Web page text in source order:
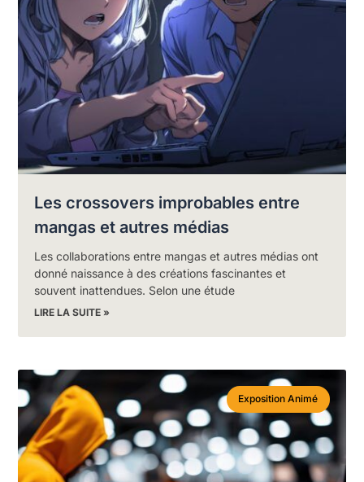
Les crossovers improbables entre
mangas et autres médias
Les collaborations entre mangas et autres médias ont
donné naissance à des créations fascinantes et
souvent inattendues. Selon une étude
LIRE LA SUITE »
Exposition Animé